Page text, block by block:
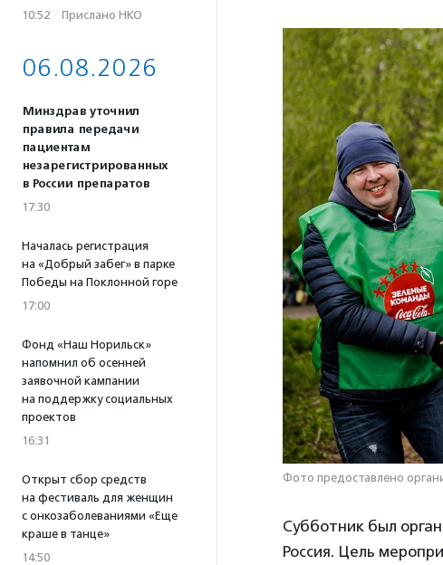
10:52 · Прислано НКО
06.08.2026
Минздрав уточнил
правила передачи
пациентам
незарегистрированных
в России препаратов
17:30
Началась регистрация
на «Добрый забег» в парке
Победы на Поклонной горе
17:00
Фонд «Наш Норильск»
напомнил об осенней
заявочной кампании
на поддержку социальных
проектов
16:31
Открыт сбор средств
на фестиваль для женщин
с онкозаболеваниями «Еще
краше в танце»
14:50
Фото предоставлено
Субботник был
Россия. Цель